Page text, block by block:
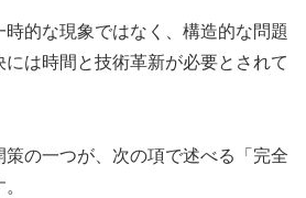
時的な現象ではなく、構造的な問題
は時間と技術革新が必要とされて
策の一つが、次の項で述べる「完全